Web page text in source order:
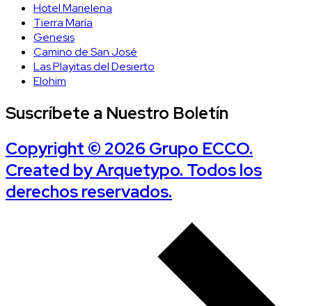
Hotel Marielena
Tierra María
Genesis
Camino de San José
Las Playitas del Desierto
Elohim
Suscríbete a Nuestro Boletín
Copyright © 2026 Grupo ECCO.
Created by Arquetypo. Todos los
derechos reservados.